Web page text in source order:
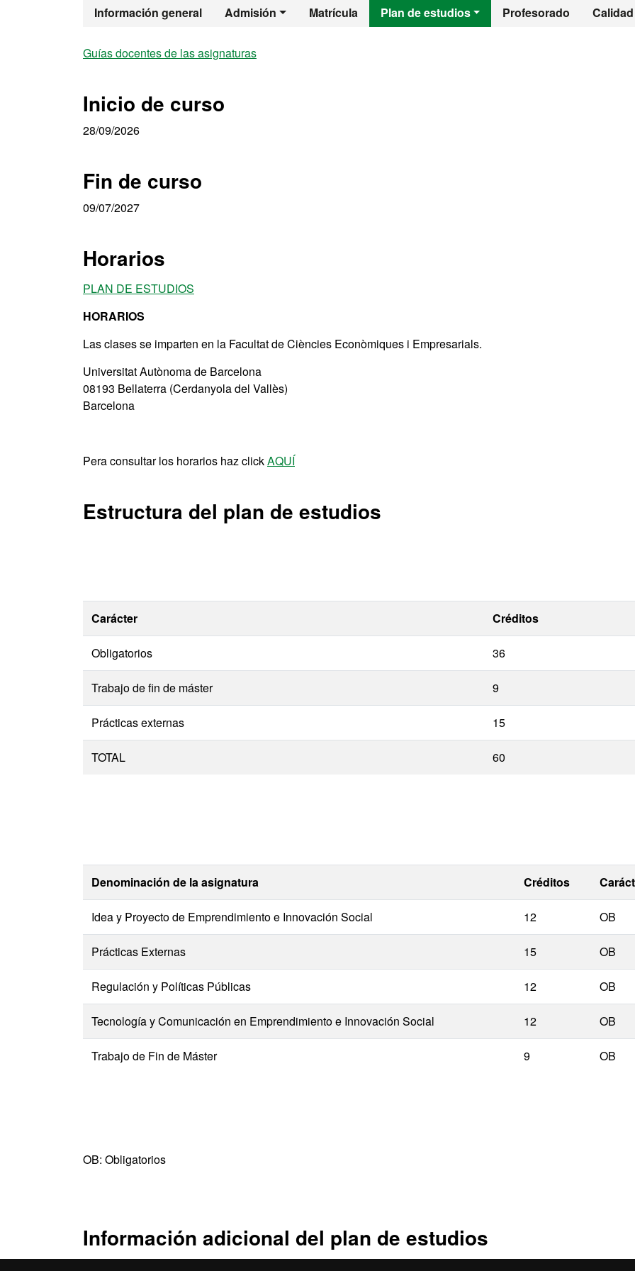
Información general Admisión Matrícula Plan de estudios Profesorado Calidad
Máster Oficial -
Guías docentes de las asignaturas
Inicio de curso
28/09/2026
Fin de curso
09/07/2027
Horarios
PLAN DE ESTUDIOS
HORARIOS
Las clases se imparten en la Facultat de Ciències Econòmiques i Empresarials.
Universitat Autònoma de Barcelona
08193 Bellaterra (Cerdanyola del Vallès)
Barcelona
Pera consultar los horarios haz clickAQUÍ
Estructura del plan de estudios
Carácter Créditos
Obligatorios 36
Trabajo de fin de máster 9
Prácticas externas 15
TOTAL 60
Denominación de la asignatura Créditos
Idea y Proyecto de Emprendimiento e Innovación Social 12 OB
Prácticas Externas 15 OB
Regulación y Políticas Públicas 12 OB
Tecnología y Comunicación en Emprendimiento e Innovación Social 12 OB
Trabajo de Fin de Máster 9 OB
OB: Obligatorios
Información adicional del plan de estudios